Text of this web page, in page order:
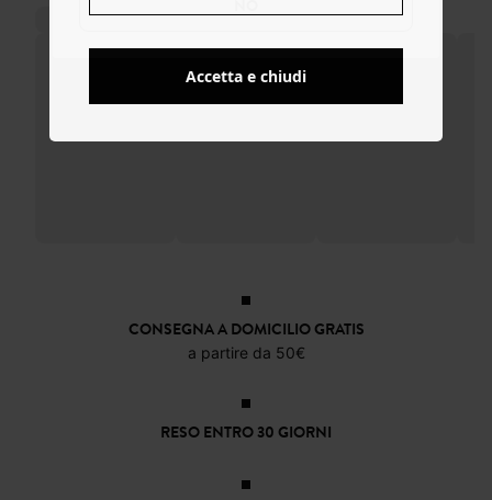
CONSEGNA A DOMICILIO GRATIS
a partire da 50€
RESO ENTRO 30 GIORNI
Accetta e chiudi